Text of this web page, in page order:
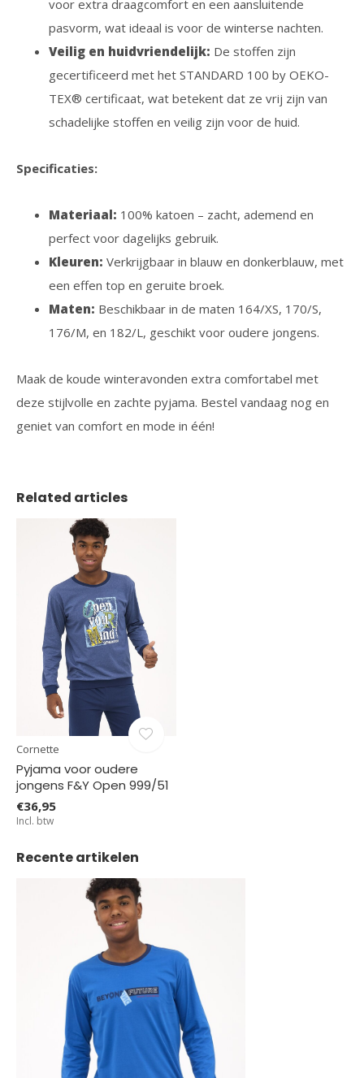
voor extra draagcomfort en een aansluitende
pasvorm, wat ideaal is voor de winterse nachten.
Veilig en huidvriendelijk: De stoffen zijn
gecertificeerd met het STANDARD 100 by OEKO-
TEX® certificaat, wat betekent dat ze vrij zijn van
schadelijke stoffen en veilig zijn voor de huid.
Specificaties:
Materiaal: 100% katoen – zacht, ademend en
perfect voor dagelijks gebruik.
Kleuren: Verkrijgbaar in blauw en donkerblauw, met
een effen top en geruite broek.
Maten: Beschikbaar in de maten 164/XS, 170/S,
176/M, en 182/L, geschikt voor oudere jongens.
Maak de koude winteravonden extra comfortabel met
deze stijlvolle en zachte pyjama. Bestel vandaag nog en
geniet van comfort en mode in één!
Related articles
Cornette
Pyjama voor oudere
jongens F&Y Open 999/51
€36,95
Incl. btw
Recente artikelen